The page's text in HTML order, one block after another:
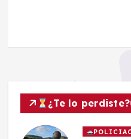
¿Te lo perdiste?